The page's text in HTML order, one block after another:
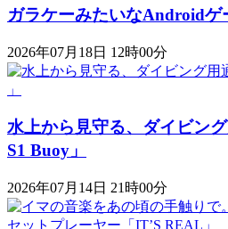
ガラケーみたいなAndroidゲ
2026年07月18日 12時00分
水上から見守る、ダイビン
S1 Buoy​​」
2026年07月14日 21時00分